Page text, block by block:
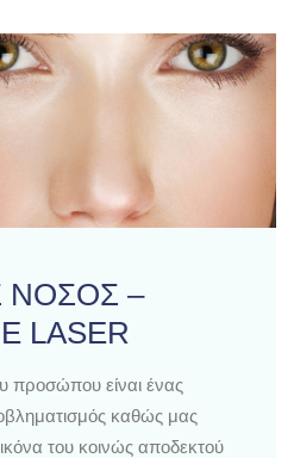
ΝΟΣΟΣ –
LASER
προσώπου είναι ένας
καθώς μας
του κοινώς αποδεκτού